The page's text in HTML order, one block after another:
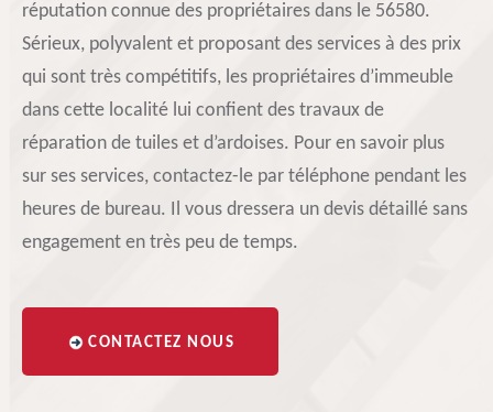
réputation connue des propriétaires dans le 56580.
Sérieux, polyvalent et proposant des services à des prix
qui sont très compétitifs, les propriétaires d’immeuble
dans cette localité lui confient des travaux de
réparation de tuiles et d’ardoises. Pour en savoir plus
sur ses services, contactez-le par téléphone pendant les
heures de bureau. Il vous dressera un devis détaillé sans
engagement en très peu de temps.
CONTACTEZ NOUS